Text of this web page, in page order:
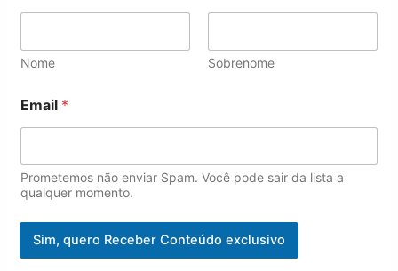
Nome Sobrenome
m
a
E
m
i
*
Email *
Prometemos não enviar Spam. Você pode sair da lista a
qualquer momento.
Sim, quero Receber Conteúdo exclusivo